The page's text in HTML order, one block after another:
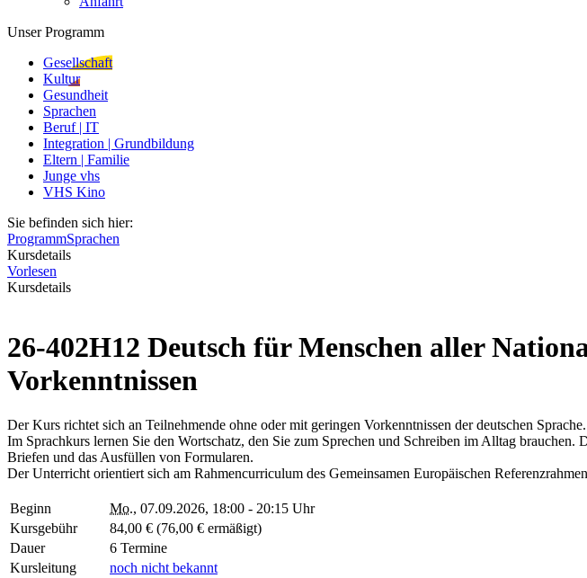
Unser Programm
Gesellschaft
Kultur
Gesundheit
Sprachen
Beruf | IT
Integration | Grundbildung
Eltern | Familie
Junge vhs
VHS Kino
Sie befinden sich hier:
ProgrammSprachen
Kursdetails
Vorlesen
Kursdetails
26-402H12 Deutsch für Menschen aller
Vorkenntnissen
Der Kurs richtet sich an Teilnehmende ohne oder mit geringen Vorkenntnissen der deutschen Sprache.
Im Sprachkurs lernen Sie den Wortschatz, den Sie zum Sprechen und Schreiben im Alltag
Briefen und das Ausfüllen von Formularen.
Der Unterricht orientiert sich am Rahmencurriculum des Gemeinsamen Europäischen
Beginn Mo., 07.09.2026, 18:00 - 20:15 Uhr
Kursgebühr
84,00 € (76,00 € ermäßigt)
Dauer
6 Termine
Kursleitung
noch nicht bekannt